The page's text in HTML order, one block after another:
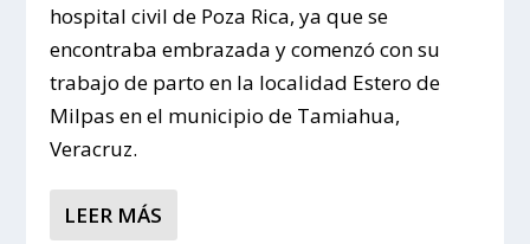
hospital civil de Poza Rica, ya que se
encontraba embrazada y comenzó con su
trabajo de parto en la localidad Estero de
Milpas en el municipio de Tamiahua,
Veracruz.
LEER MÁS